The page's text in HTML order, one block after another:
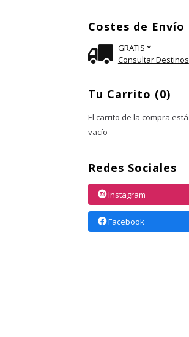
Costes de Envío
GRATIS *
Consultar Destinos
Tu Carrito (0)
El carrito de la compra está
vacío
Redes Sociales
Instagram
Facebook